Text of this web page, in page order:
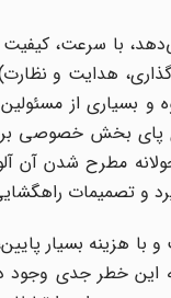
با سرعت،
هدایت و
بسیاری از
پای بخش خصوصی
مطرح شدن آن
و تصمیمات
با هزینه بسیار
این خطر جدی